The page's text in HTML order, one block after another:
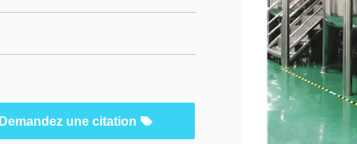
Demandez une citation